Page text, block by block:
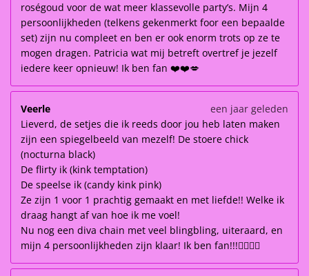
roségoud voor de wat meer klassevolle party’s. Mijn 4
persoonlijkheden (telkens gekenmerkt foor een bepaalde
set) zijn nu compleet en ben er ook enorm trots op ze te
mogen dragen. Patricia wat mij betreft overtref je jezelf
iedere keer opnieuw! Ik ben fan ❤️❤️💋
Veerle
een jaar geleden
Lieverd, de setjes die ik reeds door jou heb laten maken
zijn een spiegelbeeld van mezelf! De stoere chick
(nocturna black)
De flirty ik (kink temptation)
De speelse ik (candy kink pink)
Ze zijn 1 voor 1 prachtig gemaakt en met liefde!! Welke ik
draag hangt af van hoe ik me voel!
Nu nog een diva chain met veel blingbling, uiteraard, en
mijn 4 persoonlijkheden zijn klaar! Ik ben fan!!!👌🏽👌🏽